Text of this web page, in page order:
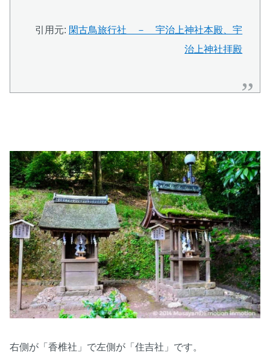
引用元: 閑古鳥旅行社 － 宇治上神社本殿、宇
治上神社拝殿
右側が「香椎社」で左側が「住吉社」です。